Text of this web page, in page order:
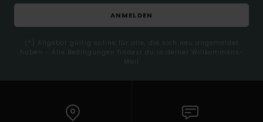
ANMELDEN
(*) Angebot gültig online für alle, die sich neu angemeldet
haben - Alle Bedingungen findest du in deiner Willkommens-
Mail